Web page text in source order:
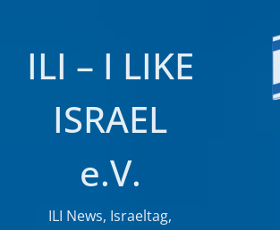
ILI – I LIKE
ISRAEL
e.V.
ILI News, Israeltag,